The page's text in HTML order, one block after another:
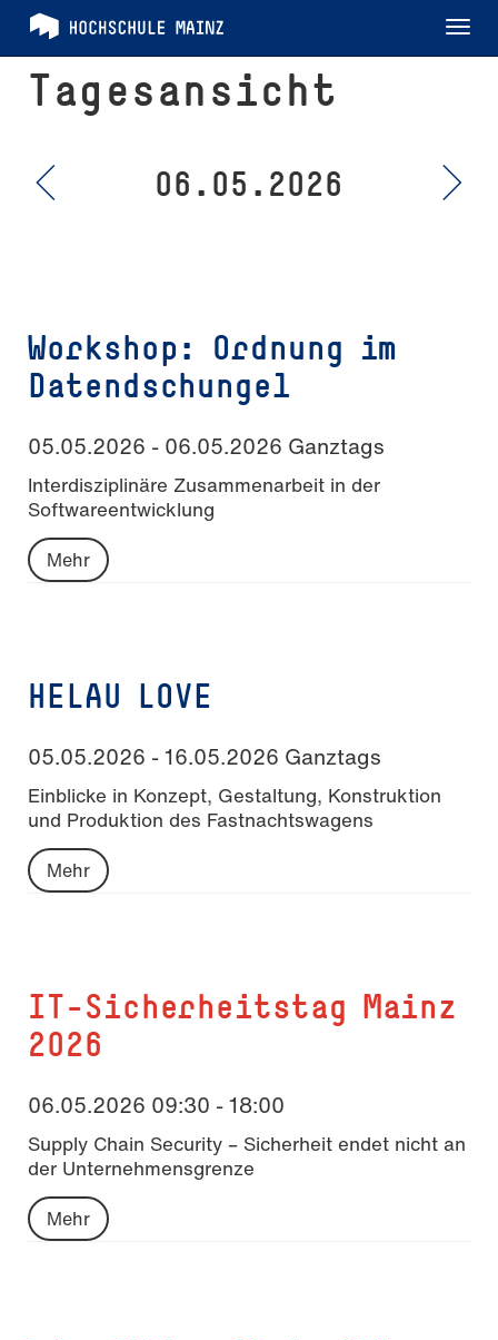
Tagesansicht
06.05.2026
Workshop: Ordnung im
Datendschungel
05.05.2026 - 06.05.2026 Ganztags
Interdisziplinäre Zusammenarbeit in der
Softwareentwicklung
Mehr
HELAU LOVE
05.05.2026 - 16.05.2026 Ganztags
Einblicke in Konzept, Gestaltung, Konstruktion
und Produktion des Fastnachtswagens
Mehr
IT-Sicherheitstag Mainz
2026
06.05.2026 09:30 - 18:00
Supply Chain Security – Sicherheit endet nicht an
der Unternehmensgrenze
Mehr